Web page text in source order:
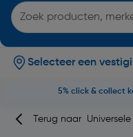
Selecteer een
5% click & collect
Terug naar